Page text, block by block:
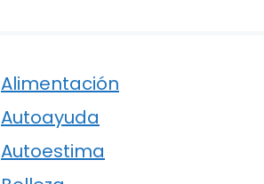
Alimentación
Autoayuda
Autoestima